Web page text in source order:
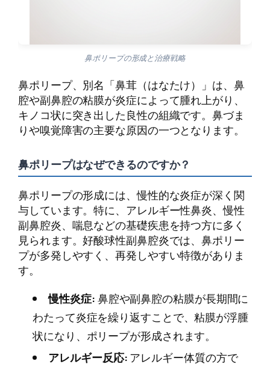
鼻ポリープの形成と治療戦略
鼻ポリープ、別名「鼻茸（はなたけ）」は、鼻
腔や副鼻腔の粘膜が炎症によって腫れ上がり、
キノコ状に突き出した良性の組織です。鼻づま
りや嗅覚障害の主要な原因の一つとなります。
鼻ポリープはなぜできるのですか？
鼻ポリープの形成には、慢性的な炎症が深く関
与しています。特に、アレルギー性鼻炎、慢性
副鼻腔炎、喘息などの基礎疾患を持つ方に多く
見られます。好酸球性副鼻腔炎では、鼻ポリー
プが多発しやすく、再発しやすい特徴がありま
す。
慢性炎症:鼻腔や副鼻腔の粘膜が長期間に
わたって炎症を繰り返すことで、粘膜が浮腫
状になり、ポリープが形成されます。
アレルギー反応:アレルギー体質の方で